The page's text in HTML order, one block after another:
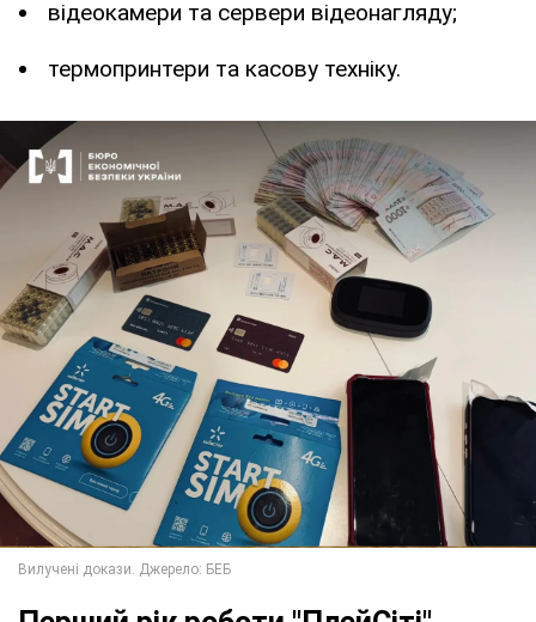
відеокамери та сервери відеонагляду;
термопринтери та касову техніку.